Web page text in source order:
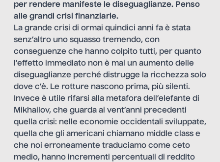
per rendere manifeste le diseguaglianze. Penso
alle grandi crisi finanziarie.
La grande crisi di ormai quindici anni fa è stata
senz’altro uno squasso tremendo, con
conseguenze che hanno colpito tutti, per quanto
l’effetto immediato non è mai un aumento delle
diseguaglianze perché distrugge la ricchezza solo
dove c’è. Le rotture nascono prima, più silenti.
Invece è utile rifarsi alla metafora dell’elefante di
Mikhailov, che guarda ai vent’anni precedenti
quella crisi: nelle economie occidentali sviluppate,
quella che gli americani chiamano middle class e
che noi erroneamente traduciamo come ceto
medio, hanno incrementi percentuali di reddito